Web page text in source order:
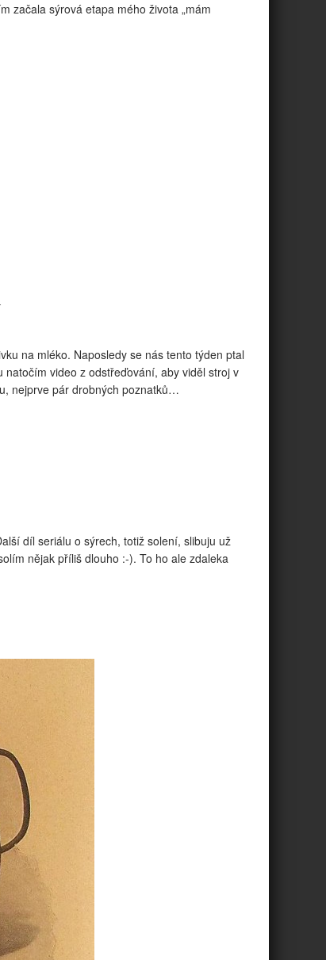
začala sýrová etapa mého života „mám
na mléko. Naposledy se nás tento týden ptal
video z odstřeďování, aby viděl stroj v
nejprve pár drobných poznatků…
díl seriálu o sýrech, totiž solení, slibuju už
nějak příliš dlouho :-). To ho ale zdaleka